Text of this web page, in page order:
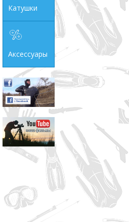
Катушки
Аксессуары